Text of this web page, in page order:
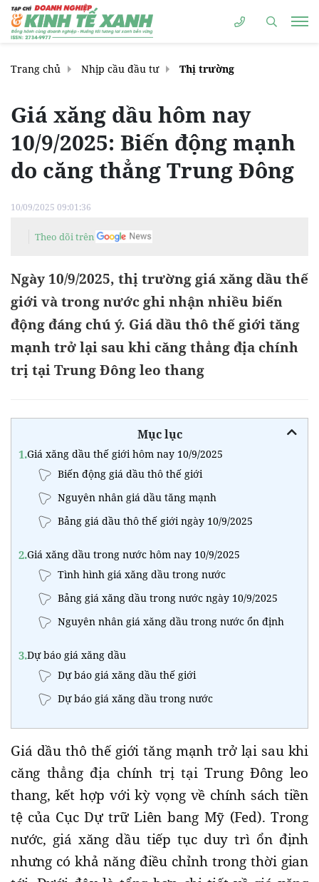
Trang chủ Nhịp cầu đầu tư Thị trường
Giá xăng dầu hôm nay
10/9/2025: Biến động mạnh
do căng thẳng Trung Đông
10/09/2025 09:01:36
Theo dõi trên
Ngày 10/9/2025, thị trường giá xăng dầu thế
giới và trong nước ghi nhận nhiều biến
động đáng chú ý. Giá dầu thô thế giới tăng
mạnh trở lại sau khi căng thẳng địa chính
trị tại Trung Đông leo thang
Mục lục
1.Giá xăng dầu thế giới hôm nay 10/9/2025
Biến động giá dầu thô thế giới
Nguyên nhân giá dầu tăng mạnh
Bảng giá dầu thô thế giới ngày 10/9/2025
2.Giá xăng dầu trong nước hôm nay 10/9/2025
Tình hình giá xăng dầu trong nước
Bảng giá xăng dầu trong nước ngày 10/9/2025
Nguyên nhân giá xăng dầu trong nước ổn định
3.Dự báo giá xăng dầu
Dự báo giá xăng dầu thế giới
Dự báo giá xăng dầu trong nước
Giá dầu thô thế giới tăng mạnh trở lại sau khi
căng thẳng địa chính trị tại Trung Đông leo
thang, kết hợp với kỳ vọng về chính sách tiền
tệ của Cục Dự trữ Liên bang Mỹ (Fed). Trong
nước, giá xăng dầu tiếp tục duy trì ổn định
nhưng có khả năng điều chỉnh trong thời gian